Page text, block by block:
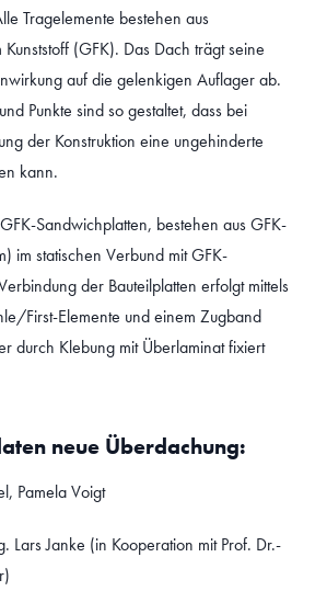
Tragelemente bestehen aus
(GFK). Das Dach trägt seine
auf die gelenkigen Auflager ab.
Punkte sind so gestaltet, dass bei
der Konstruktion eine ungehinderte
kann.
Sandwichplatten, bestehen aus GFK-
im statischen Verbund mit GFK-
der Bauteilplatten erfolgt mittels
First-Elemente und einem Zugband
durch Klebung mit Überlaminat fixiert
neue Überdachung:
Pamela Voigt
Lars Janke (in Kooperation mit Prof. Dr.-